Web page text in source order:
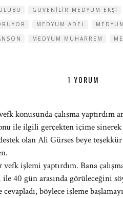
GÜVENILIR MEDYUM EKŞI
MEDYUM ADEL
MEDYUM MUHARREM
1 YORUM
konusunda çalışma
ile ilgili gerçekten içime
olan Ali Gürses beye
işlemi yaptırdım. Bana
40 gün arasında görüleceğini
böylece işleme